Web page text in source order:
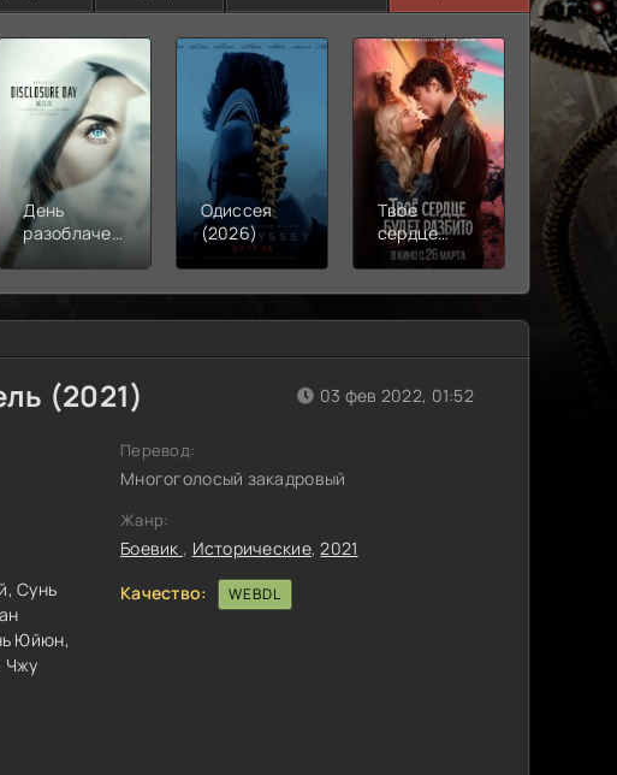
День
разоблачения
Одиссея
(2026)
Твое
сердце
будет
(2026)
Моана
(2026)
(2021)
Сунь
Юйюн,
Чжу
03 фев 2022, 01:52
Перевод:
Многоголосый закадровый
Жанр:
Боевик , Исторические,2021
Качество:
WEBDL